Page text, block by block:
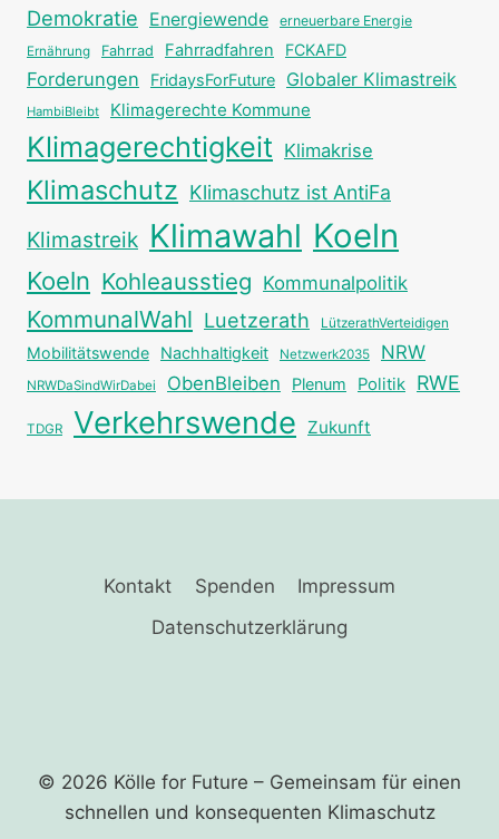
Demokratie Energiewende erneuerbare Energie
Ernährung Fahrrad Fahrradfahren FCKAFD
Forderungen FridaysForFuture Globaler Klimastreik
HambiBleibt Klimagerechte Kommune
Klimagerechtigkeit Klimakrise
Klimaschutz Klimaschutz ist AntiFa
Klimastreik Klimawahl Koeln
Koeln Kohleausstieg Kommunalpolitik
KommunalWahl Luetzerath LützerathVerteidigen
Mobilitätswende Nachhaltigkeit Netzwerk2035 NRW
NRWDaSindWirDabei ObenBleiben Plenum Politik RWE
TDGR Verkehrswende Zukunft
Kontakt Spenden
Impressum
Datenschutzerklärung
© 2026 Kölle for Future – Gemeinsam für einen
schnellen und ­konsequenten Klimaschutz